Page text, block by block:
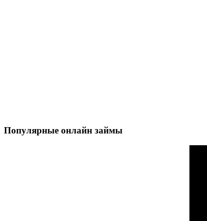
Популярные онлайн займы